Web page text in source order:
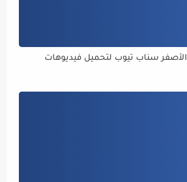
تحميل Snaptube الأصفر سناب تيوب لتحميل فيديوهات